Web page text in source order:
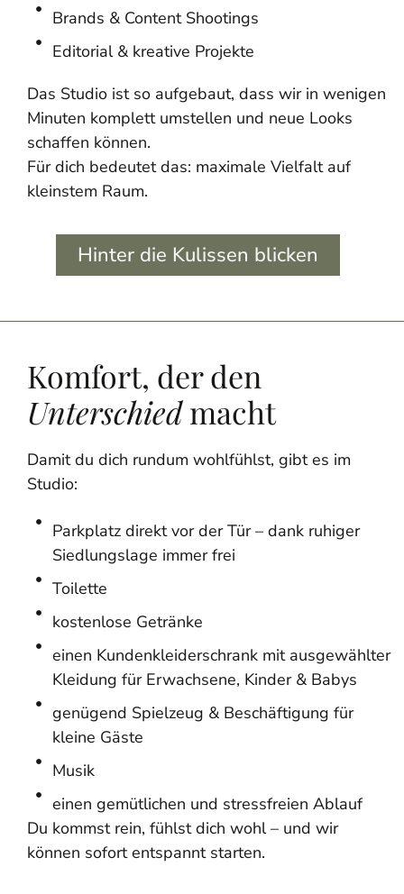
Brands & Content Shootings
Editorial & kreative Projekte
Das Studio ist so aufgebaut, dass wir in wenigen
Minuten komplett umstellen und neue Looks
schaffen können.
Für dich bedeutet das: maximale Vielfalt auf
kleinstem Raum.
Hinter die Kulissen blicken
Komfort, der den
Unterschiedmacht
Damit du dich rundum wohlfühlst, gibt es im
Studio:
Parkplatz direkt vor der Tür – dank ruhiger
Siedlungslage immer frei
Toilette
kostenlose Getränke
einen Kundenkleiderschrank mit ausgewählter
Kleidung für Erwachsene, Kinder & Babys
genügend Spielzeug & Beschäftigung für
kleine Gäste
Musik
einen gemütlichen und stressfreien Ablauf
Du kommst rein, fühlst dich wohl – und wir
können sofort entspannt starten.